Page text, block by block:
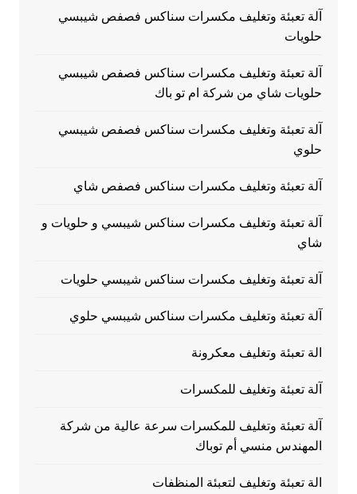
آلة تعبئة وتغليف مكسرات سناكس فصفص شيبسي
حلويات
آلة تعبئة وتغليف مكسرات سناكس فصفص شيبسي
حلويات شاي من شركة ام تو باك
آلة تعبئة وتغليف مكسرات سناكس فصفص شيبسي
حلوي
آلة تعبئة وتغليف مكسرات سناكس فصفص شاي
آلة تعبئة وتغليف مكسرات سناكس شيبسي و حلويات و
شاي
آلة تعبئة وتغليف مكسرات سناكس شيبسي حلويات
آلة تعبئة وتغليف مكسرات سناكس شيبسي حلوي
الة تعبئة وتغليف معكرونة
آلة تعبئة وتغليف للمكسرات
آلة تعبئة وتغليف للمكسرات سرعة عالية من شركة
المهندس منسي أم توباك
الة تعبئة وتغليف لتعبئة المنظفات